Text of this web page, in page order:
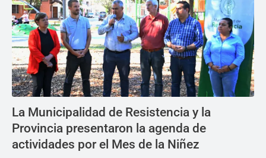
La Municipalidad de Resistencia y la
Provincia presentaron la agenda de
actividades por el Mes de la Niñez